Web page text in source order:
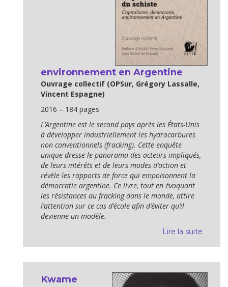
environnement en Argentine
Ouvrage collectif (OPSur, Grégory Lassalle,
Vincent Espagne)
2016 – 184 pages
L’Argentine est le second pays après les États-Unis
à développer industriellement les hydrocarbures
non conventionnels (fracking). Cette enquête
unique dresse le panorama des acteurs impliqués,
de leurs intérêts et de leurs modes d’action et
révèle les rapports de force qui empoisonnent la
démocratie argentine. Ce livre, tout en évoquant
les résistances au fracking dans le monde, attire
l’attention sur ce cas d’école afin d’éviter qu’il
devienne un modèle.
Lire la suite
Kwame